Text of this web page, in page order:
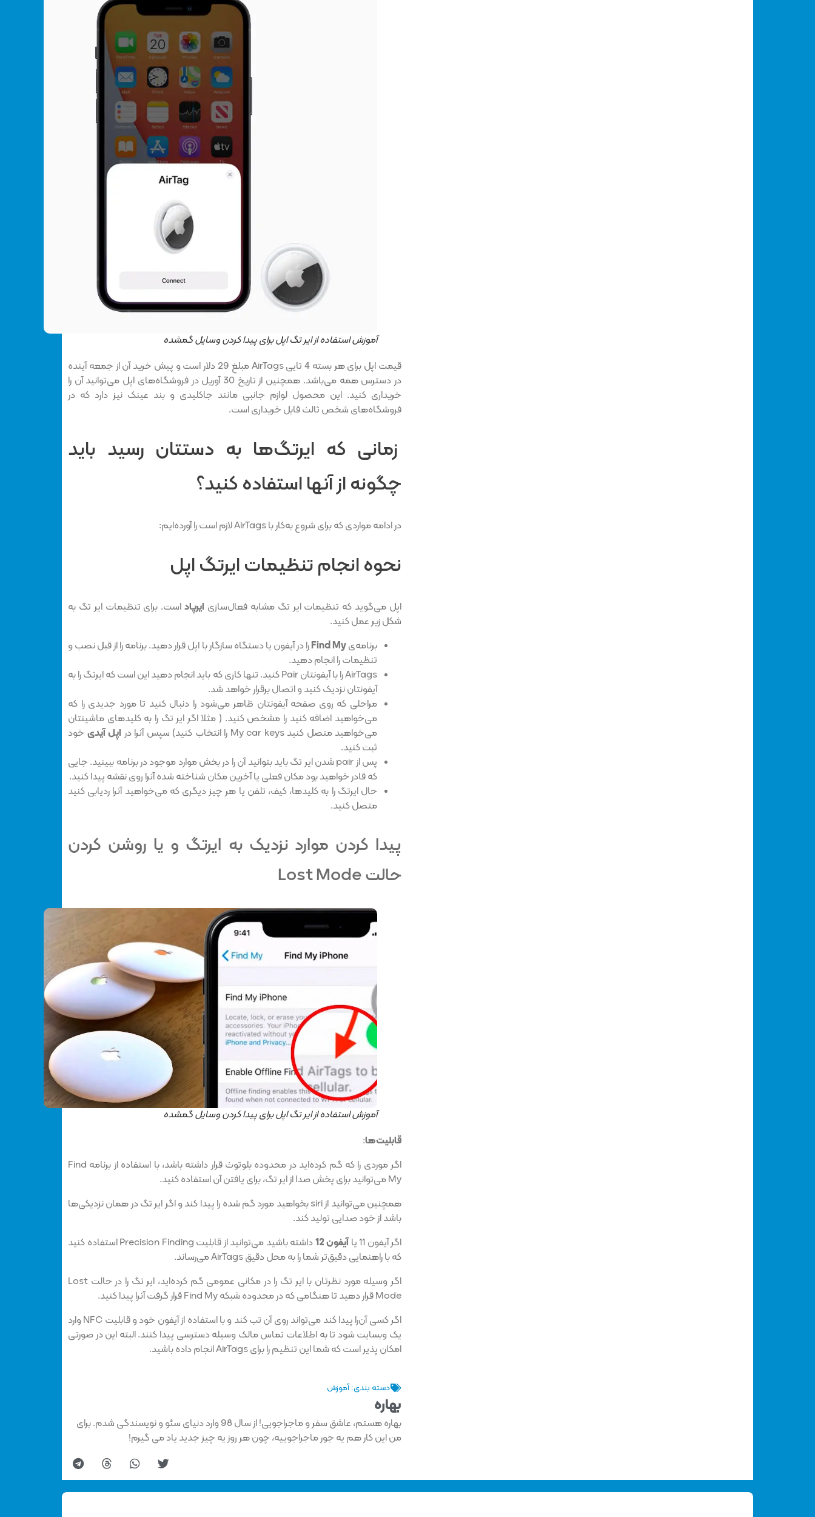
آموزش استفاده از ایر تگ اپل برای پیدا کردن وسایل گمشده
قیمت اپل برای هر بسته 4 تایی AirTags مبلغ 29 دلار است و پیش خرید آن از جمعه آینده
در دسترس همه می‌باشد. همچنین از تاریخ 30 آوریل در فروشگاه‌های اپل می‌توانید آن را
خریداری کنید. این محصول لوازم جانبی مانند جاکلیدی و بند عینک نیز دارد که در
فروشگاه‌های شخص ثالث قابل خریداری است.
زمانی که ایرتگ‌ها به دستتان رسید باید
چگونه از آنها استفاده کنید؟
در ادامه مواردی که برای شروع به‌کار با AirTags لازم است را آورده‌ایم:
نحوه انجام تنظیمات ایرتگ اپل
اپل می‌گوید که تنظیمات ایر تگ مشابه فعال‌سازی ایرپاد است. برای تنظیمات ایر تگ به
شکل زیر عمل کنید.
برنامه‌یFind Myرا در آیفون یا دستگاه سازگار با اپل قرار دهید. برنامه را از قبل نصب و
تنظیمات را انجام دهید.
AirTags را با آیفونتان Pair کنید. تنها کاری که باید انجام دهید این است که ایرتگ را به
آیفونتان نزدیک کنید و اتصال برقرار خواهد شد.
مراحلی که روی صفحه آیفونتان ظاهر می‌شود را دنبال کنید تا مورد جدیدی را که
می‌خواهید اضافه کنید را مشخص کنید. ( مثلا اگر ایر تگ را به کلید‌های ماشینتان
می‌خواهید متصل کنید My car keys را انتخاب کنید) سپس آنرا در
اپل آیدی خود
ثبت کنید.
پس از pair شدن ایر تگ باید بتوانید آن را در بخش موارد موجود در برنامه ببینید. جایی
که قادر خواهید بود مکان فعلی یا آخرین مکان شناخته شده آنرا روی نقشه پیدا کنید.
حال ایرتگ را به کلیدها، کیف، تلفن یا هر چیز دیگری که می‌خواهید آنرا ردیابی کنید
متصل کنید.
پیدا کردن موارد نزدیک به ایرتگ و یا روشن کردن
حالت Lost Mode
آموزش استفاده از ایر تگ اپل برای پیدا کردن وسایل گمشده
قابلیت‌ها:
اگر موردی را که گم کرده‌اید در محدوده بلوتوث قرار داشته باشد، با استفاده از برنامه Find
My می‌توانید برای پخش صدا از ایر تگ، برای یافتن آن استفاده کنید.
همچنین می‌توانید از siri بخواهید مورد گم شده را پیدا کند و اگر ایر تگ در همان نزدیکی‌ها
باشد از خود صدایی تولید کند.
اگر آیفون 11 یا
آیفون 12
داشته باشید می‌توانید از قابلیت Precision Finding استفاده کنید
که با راهنمایی دقیق‌تر شما را به محل دقیق AirTags می‌رساند.
اگر وسیله مورد نظرتان با ایر تگ را در مکانی عمومی گم کرده‌اید، ایر تگ را در حالت‌ Lost
Mode قرار دهید تا هنگامی که در محدوده شبکه Find My قرار گرفت آنرا پیدا کنید.
اگر کسی آن‌را پیدا کند می‌تواند روی آن تب کند و با استفاده از آیفون خود و قابلیت NFC وارد
یک وبسایت شود تا به اطلاعات تماس مالک وسیله دسترسی پیدا کنند. البته این در صورتی
امکان پذیر است که شما این تنظیم را برای AirTags انجام داده باشید.
دسته بندی:آموزش
بهاره
بهاره هستم، عاشق سفر و ماجراجویی! از سال 98 وارد دنیای سئو و نویسندگی شدم. برای
من این کار هم یه جور ماجراجوییه، چون هر روز یه چیز جدید یاد می گیرم!